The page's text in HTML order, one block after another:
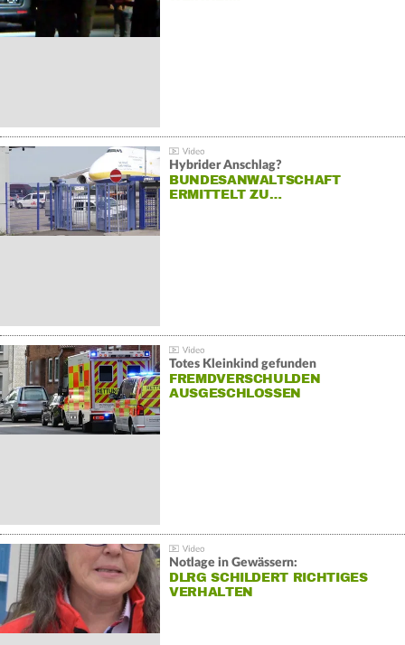
Hybrider Anschlag?
BUNDESANWALTSCHAFT
ERMITTELT ZU…
Totes Kleinkind gefunden
FREMDVERSCHULDEN
AUSGESCHLOSSEN
Notlage in Gewässern:
DLRG SCHILDERT RICHTIGES
VERHALTEN